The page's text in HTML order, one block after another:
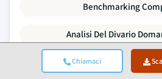
Chiamaci
Benchmarking
Analisi Del Divario
Tendenze Dei